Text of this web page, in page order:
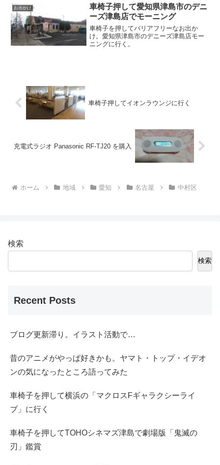
お出かけ
車椅子押して愛知県津島市のデニ
ーズ津島店でモーニング
車椅子を押してバリアフリーなお出か
け。愛知県津島市のデニーズ津島店モー
ニングに行く。
車椅子押してイオンラウンジに行く
充電式ラジオ Panasonic RF-TJ20 を購入
ホーム 地域 愛知 名古屋 中村区
検索
検索
Recent Posts
ブログ更新滞り。イラスト活動で…
昔のアニメがやっぱ好きかも。ヤマト・トップ・イデオ
ンの気になったところ語ってみた
車椅子を押して横浜の「マクロスFギャラクシーライ
ブ」に行く
車椅子を押してTOHOシネマズ津島で劇場版「鬼滅の
刃」鑑賞